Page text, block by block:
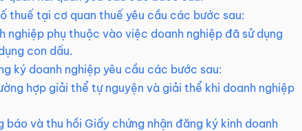
thuế tại cơ quan thuế yêu cầu các bước sau:
nghiệp phụ thuộc vào việc doanh nghiệp đã sử dụng
con dấu.
ký doanh nghiệp yêu cầu các bước sau:
hợp giải thể tự nguyện và giải thể khi doanh nghiệp
báo và thu hồi Giấy chứng nhận đăng ký kinh doanh